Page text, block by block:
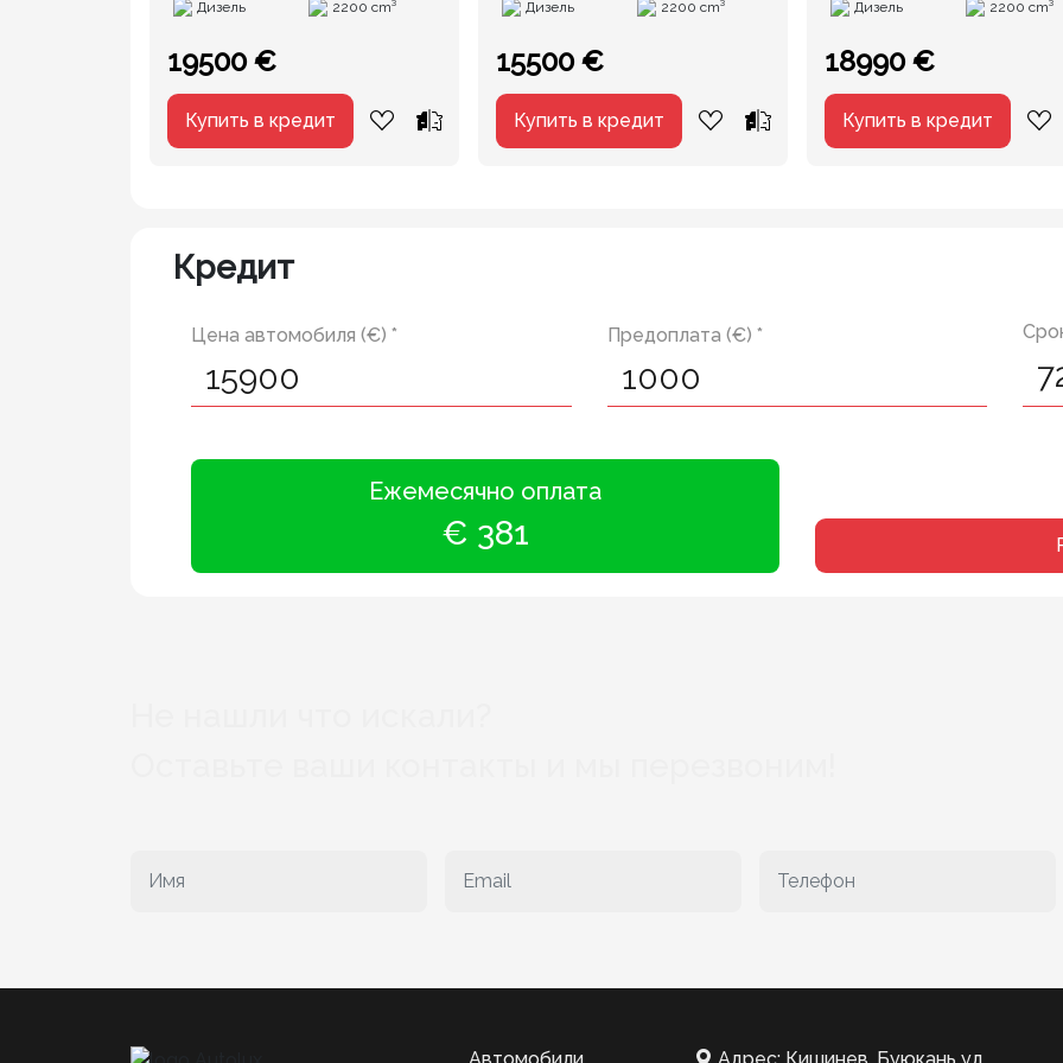
Дизель 2200 cm³
19500 €
Купить в кредит
Дизель 2200 cm³
15500 €
Купить в кредит
Дизель 2200 cm³
18990 €
Купить в кредит
Кредит
Цена автомобиля (€) * Предоплата (€) *
Ежемесячно оплата
€ 381